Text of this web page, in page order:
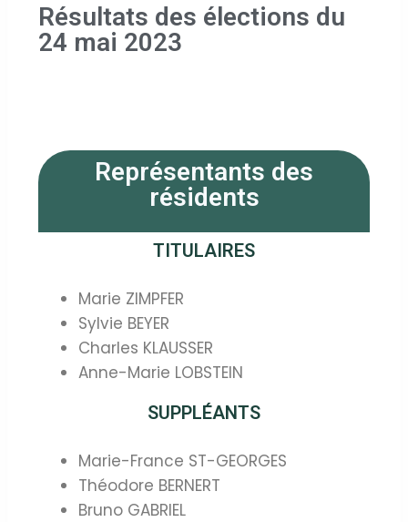
Résultats des élections du
24 mai 2023
Représentants des
résidents
TITULAIRES
Marie ZIMPFER
Sylvie BEYER
Charles KLAUSSER
Anne-Marie LOBSTEIN
SUPPLÉANTS
Marie-France ST-GEORGES
Théodore BERNERT
Bruno GABRIEL